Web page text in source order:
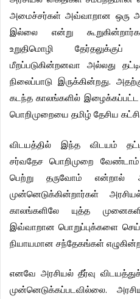
அமைச்சர்கள் அவ்வாறான ஒரு
இல்லை
என்று
உறுதிமொழி
தேர்தலுக்குப்
மீறப்படுகின்றனவா
அல்லது
நிலைப்பாடு இருக்கின்றது.
கடந்த காலங்களில் இழைக்கப்பட்ட
பொறிமுறையை தமிழ் தேசிய
விடயத்தில் இந்த விடயம்
சர்வதேச
பொறிமுறை வேண்டாம்
பெற்று
தருவோம் என்றால்
முன்னெடுக்கின்றார்கள்
காலங்களிலே
யுத்த
இவ்வாறான பொறுப்புக்களை
நியாயமான சந்தேகங்கள்
எனவே அரசியல் தீர்வு
முன்னெடுக்கப்படவில்லை.